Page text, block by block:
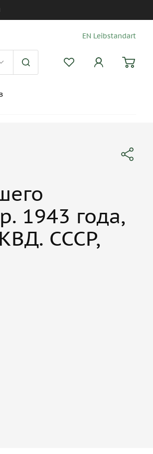
EN Leibstandart
1943 года,
СССР,